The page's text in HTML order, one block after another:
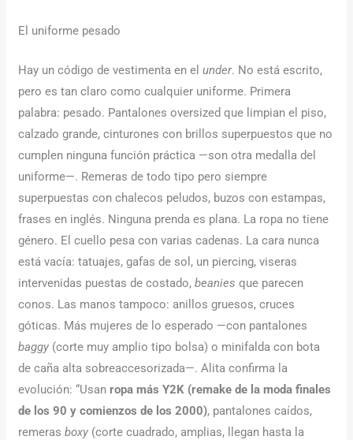
El uniforme pesado
Hay un código de vestimenta en elunder. No está escrito,
pero es tan claro como cualquier uniforme. Primera
palabra: pesado. Pantalones oversized que limpian el piso,
calzado grande, cinturones con brillos superpuestos que no
cumplen ninguna función práctica —son otra medalla del
uniforme—. Remeras de todo tipo pero siempre
superpuestas con chalecos peludos, buzos con estampas,
frases en inglés. Ninguna prenda es plana. La ropa no tiene
género. El cuello pesa con varias cadenas. La cara nunca
está vacía: tatuajes, gafas de sol, un piercing, viseras
intervenidas puestas de costado,beaniesque parecen
conos. Las manos tampoco: anillos gruesos, cruces
góticas. Más mujeres de lo esperado —con pantalones
baggy (corte muy amplio tipo bolsa) o minifalda con bota
de caña alta sobreaccesorizada—. Alita confirma la
evolución: “Usanropa más Y2K (remake de la moda finales
de los 90 y comienzos de los 2000), pantalones caídos,
remerasboxy (corte cuadrado, amplias, llegan hasta la